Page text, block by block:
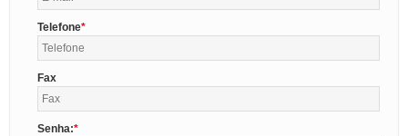
Telefone
Fax
Senha: